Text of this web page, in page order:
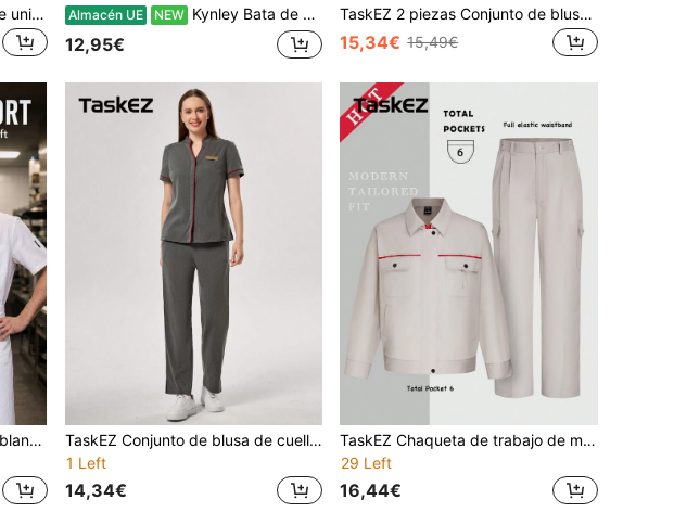
Chaqueta de chef de mujer de unicolor con cuello alto y cremallera, manga larga, primavera y otoño, negro Almacén UE NEW Kynley Bata de Limpieza para Mujer con 2 Bolsillos, Casaca de Trabajo sin Mangas con Botones, Uniforme para Cocina, Limpieza, Hostelería, Peluquería, Guardería y Servicio Doméstico, Tallas S-XXXL
12,95€
TaskEZ 2 piezas Conjunto de blusa con volante en el bajo y pantalones de uniforme de oficina para mujer
15,34€ 15,49€
Uniforme de chef profesional blanco unisex, chaqueta de chef de manga corta, adecuado para cocina de hotel
TaskEZ Conjunto de blusa de cuello en V y pantalones para mujer
1 Left
14,34€
TaskEZ Chaqueta de trabajo de manga larga con bolsillos utilitarios y pantalones, uniforme de trabajo para mujer
29 Left
16,44€